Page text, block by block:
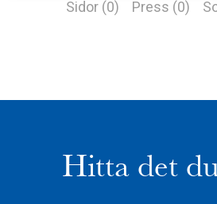
Sidor (0) Press (0)
Hitta det